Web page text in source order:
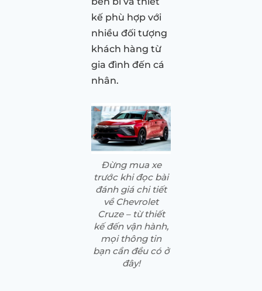
kế phù hợp với
nhiều đối tượng
khách hàng từ
gia đình đến cá
nhân.
Đừng mua xe
trước khi đọc bài
đánh giá chi tiết
về Chevrolet
Cruze – từ thiết
kế đến vận hành,
mọi thông tin
bạn cần đều có ở
đây!